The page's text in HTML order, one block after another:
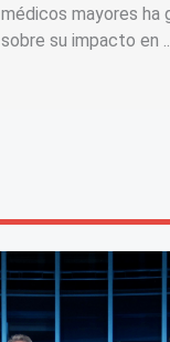
mayores ha
su impacto en